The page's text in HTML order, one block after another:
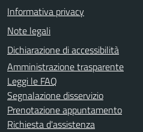
Informativa privacy
Note legali
Dichiarazione di accessibilità
Amministrazione trasparente
Leggi le FAQ
Segnalazione disservizio
Prenotazione appuntamento
Richiesta d'assistenza